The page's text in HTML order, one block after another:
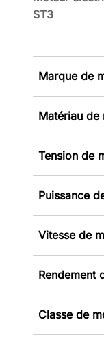
ST3
Marque de
Matériau de
Tension de
Puissance
Vitesse de
Rendement
Classe de